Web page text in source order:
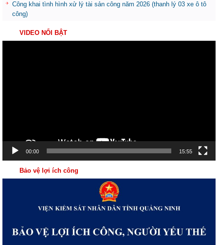
Công khai tình hình xử lý tài sản công năm 2026 (thanh lý 03 xe ô tô
công)
VIDEO NỔI BẬT
00:00 15:55
Bảo vệ lợi ích công